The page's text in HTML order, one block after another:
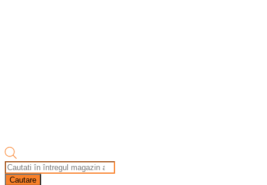
Products
search
Cautare